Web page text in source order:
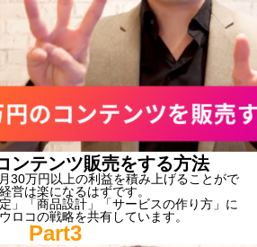
ンテンツ販売をする方法
30万円以上の利益を積み上げることがで
営は楽になるはずです。
」「商品設計」「サービスの作り方」に
ロコの戦略を共有しています。
Part3